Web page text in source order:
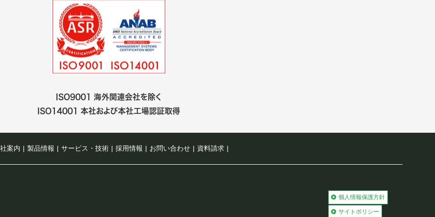
ISO9001 海外関連会社を除く
ISO14001 本社および本社工場認証取得
案内 | 製品情報 | サービス・技術 | 採用情報 | お問い合わせ | 資料請求 |
個人情報保護方針
サイトポリシー